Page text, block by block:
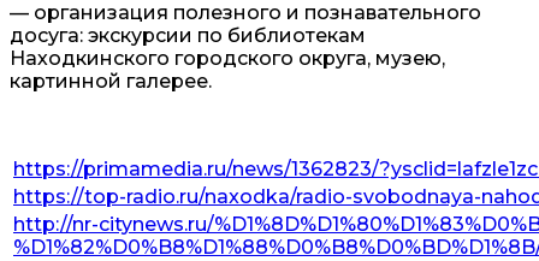
— организация полезного и познавательного
досуга: экскурсии по библиотекам
Находкинского городского округа, музею,
картинной галерее.
https://primamedia.ru/news/1362823/
https://top-radio.ru/naxodka/radio-svobodnaya-
http://nr-citynews.ru/